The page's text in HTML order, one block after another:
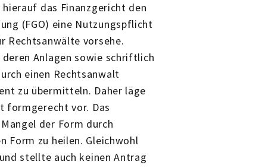
das Finanzgericht den
(FGO) eine Nutzungspflicht
Rechtsanwälte vorsehe.
Anlagen sowie schriftlich
einen Rechtsanwalt
zu übermitteln. Daher läge
formgerecht vor. Das
der Form durch
Form zu heilen. Gleichwohl
stellte auch keinen Antrag